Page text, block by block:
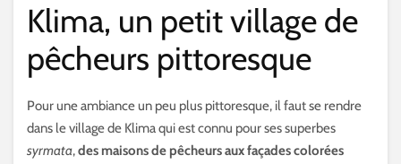
Klima, un petit village de
pêcheurs pittoresque
Pour une ambiance un peu plus pittoresque, il faut se rendre
dans le village de Klima qui est connu pour ses superbes
syrmata,des maisons de pêcheurs aux façades colorées